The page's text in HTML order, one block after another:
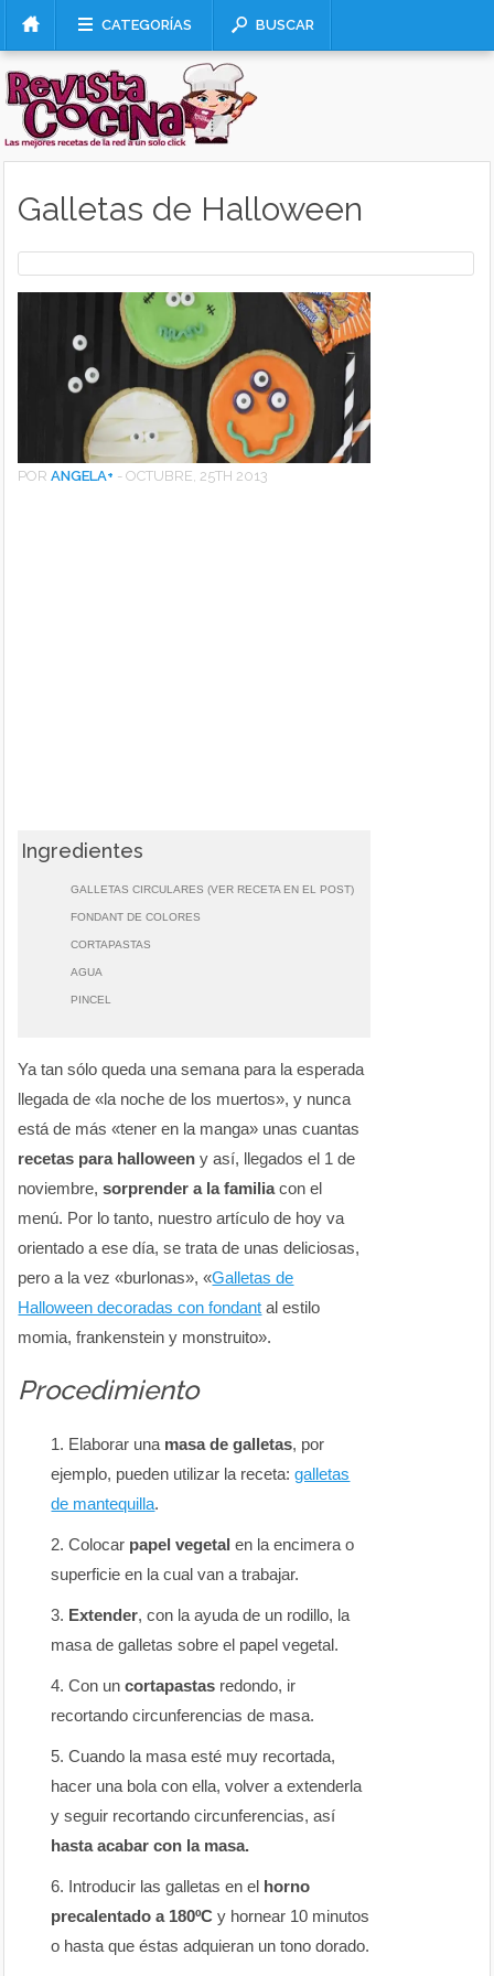
CATEGORÍAS BUSCAR
Galletas de Halloween
PORANGELA+ -OCTUBRE, 25TH 2013
Ingredientes
GALLETAS CIRCULARES (VER RECETA EN EL POST)
FONDANT DE COLORES
CORTAPASTAS
AGUA
PINCEL
Ya tan sólo queda una semana para la esperada
llegada de «la noche de los muertos», y nunca
está de más «tener en la manga» unas cuantas
recetas para halloween y así, llegados el 1 de
noviembre,sorprender a la familiacon el
menú. Por lo tanto, nuestro artículo de hoy va
orientado a ese día, se trata de unas deliciosas,
pero a la vez «burlonas», «Galletas de
Halloween decoradas con fondant al estilo
momia, frankenstein y monstruito».
Procedimiento
Elaborar una masa de galletas, por
ejemplo, pueden utilizar la receta:galletas
de mantequilla.
Colocar papel vegetal en la encimera o
superficie en la cual van a trabajar.
Extender, con la ayuda de un rodillo, la
masa de galletas sobre el papel vegetal.
Con uncortapastas redondo, ir
recortando circunferencias de masa.
Cuando la masa esté muy recortada,
hacer una bola con ella, volver a extenderla
y seguir recortando circunferencias, así
hasta acabar con la masa.
Introducir las galletas en el horno
precalentado a 180ºC y hornear 10 minutos
o hasta que éstas adquieran un tono dorado.